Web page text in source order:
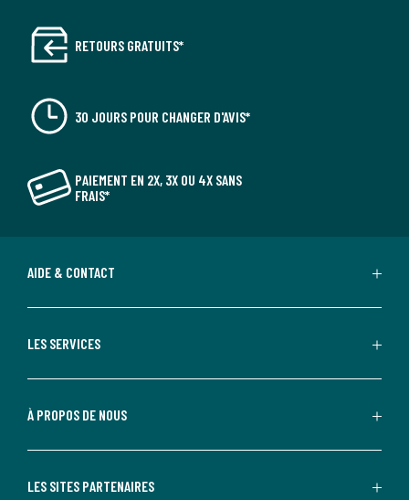
RETOURS GRATUITS*
30 JOURS POUR CHANGER D'AVIS*
PAIEMENT EN 2X, 3X OU 4X SANS
FRAIS*
AIDE & CONTACT
LES SERVICES
À PROPOS DE NOUS
LES SITES PARTENAIRES